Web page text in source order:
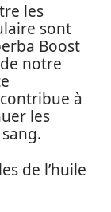
les
sont
Boost
notre
à
les
de l’huile